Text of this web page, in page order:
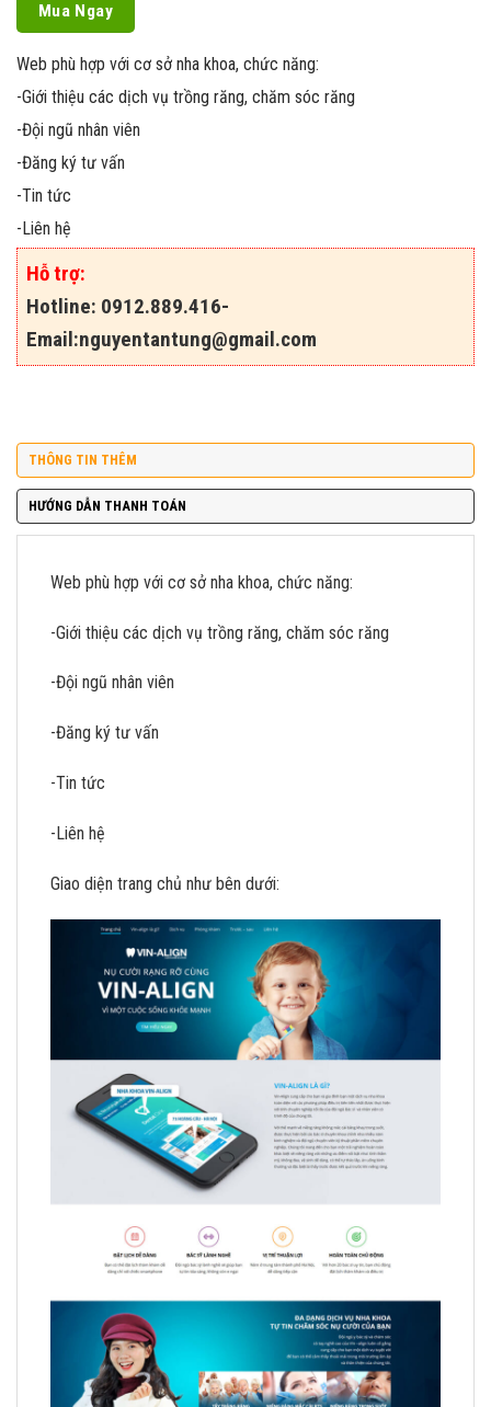
Mua Ngay
Web phù hợp với cơ sở nha khoa, chức năng:
-Giới thiệu các dịch vụ trồng răng, chăm sóc răng
-Đội ngũ nhân viên
-Đăng ký tư vấn
-Tin tức
-Liên hệ
Hỗ trợ:
Hotline: 0912.889.416-
Email:nguyentantung@gmail.com
THÔNG TIN THÊM
HƯỚNG DẪN THANH TOÁN
Web phù hợp với cơ sở nha khoa, chức năng:
-Giới thiệu các dịch vụ trồng răng, chăm sóc răng
-Đội ngũ nhân viên
-Đăng ký tư vấn
-Tin tức
-Liên hệ
Giao diện trang chủ như bên dưới: